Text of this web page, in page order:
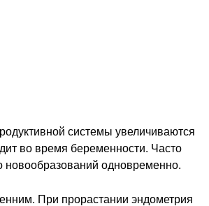
системы увеличиваются
во время беременности. Часто
новообразований одновременно.
При прорастании эндометрия